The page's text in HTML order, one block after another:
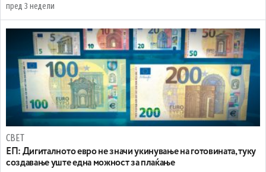
пред 3 недели
СВЕТ
ЕП: Дигиталното евро не значи укинување на готовината, туку
создавање уште една можност за плаќање